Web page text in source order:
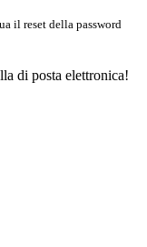
il reset della password
di posta elettronica!